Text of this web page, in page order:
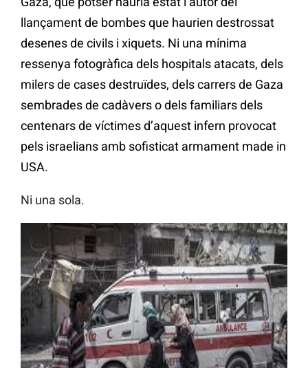
llançament de bombes que haurien destrossat
desenes de civils i xiquets. Ni una mínima
ressenya fotogràfica dels hospitals atacats, dels
milers de cases destruïdes, dels carrers de Gaza
sembrades de cadàvers o dels familiars dels
centenars de víctimes d’aquest infern provocat
pels israelians amb sofisticat armament made ​​in
USA.
Ni una sola.